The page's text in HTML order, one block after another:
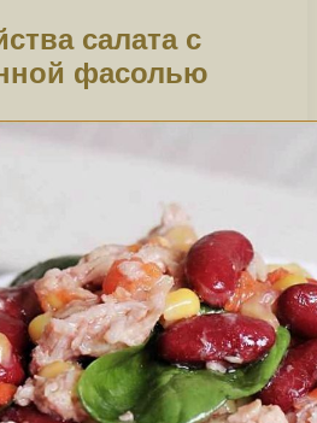
салата с
фасолью